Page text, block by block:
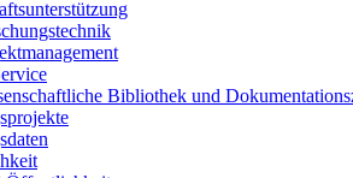
Bibliothek und